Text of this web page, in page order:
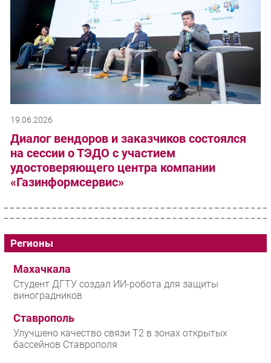
19.06.2026
Диалог вендоров и заказчиков состоялся
на сессии о ТЭДО с участием
удостоверяющего центра компании
«Газинформсервис»
Регионы
Махачкала
Студент ДГТУ создал ИИ-робота для защиты
виноградников
Ставрополь
Улучшено качество связи T2 в зонах открытых
бассейнов Ставрополя